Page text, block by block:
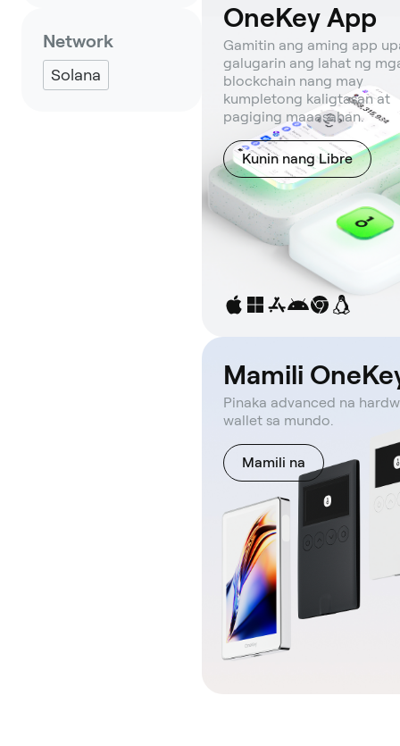
Network
Solana
OneKey App
Gamitin ang aming app
galugarin ang lahat ng
blockchain nang may
kumpletong kaligtasan at
pagiging maaasahan.
Kunin nang Libre
Mamili
Pinaka advanced na
wallet sa mundo.
Mamili na